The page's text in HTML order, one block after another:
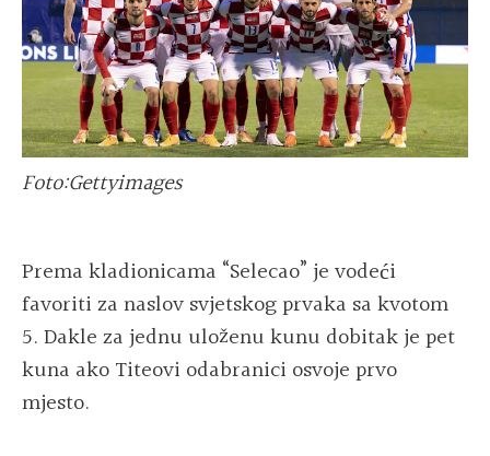
Foto:Gettyimages
Prema kladionicama “Selecao” je vodeći
favoriti za naslov svjetskog prvaka sa kvotom
5. Dakle za jednu uloženu kunu dobitak je pet
kuna ako Titeovi odabranici osvoje prvo
mjesto.